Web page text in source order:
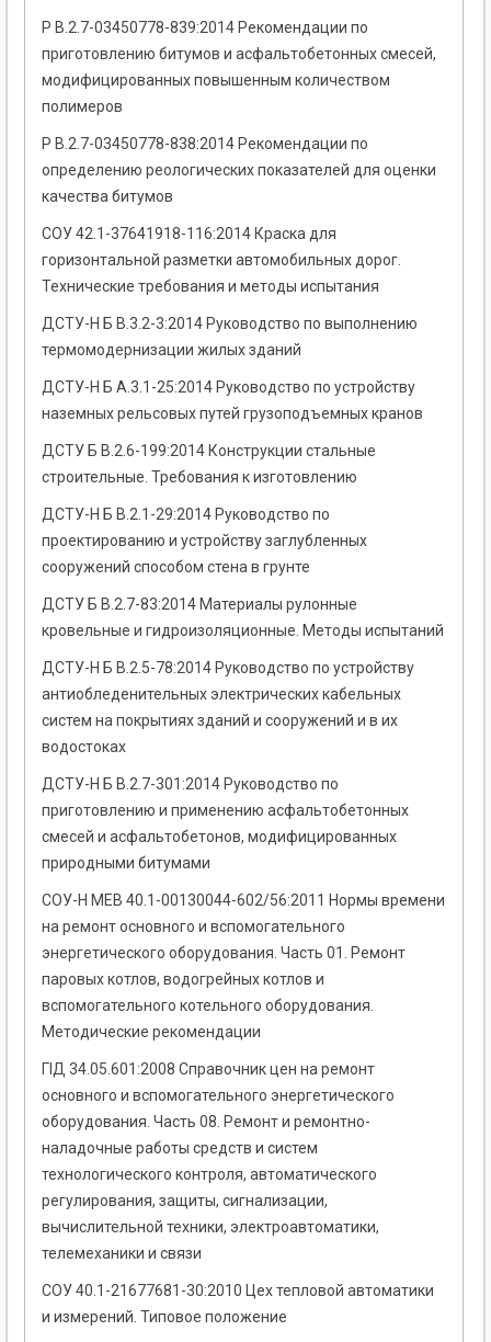
Р В.2.7-03450778-839:2014 Рекомендации по
приготовлению битумов и асфальтобетонных смесей,
модифицированных повышенным количеством
полимеров
Р В.2.7-03450778-838:2014 Рекомендации по
определению реологических показателей для оценки
качества битумов
СОУ 42.1-37641918-116:2014 Краска для
горизонтальной разметки автомобильных дорог.
Технические требования и методы испытания
ДСТУ-Н Б В.3.2-3:2014 Руководство по выполнению
термомодернизации жилых зданий
ДСТУ-Н Б А.3.1-25:2014 Руководство по устройству
наземных рельсовых путей грузоподъемных кранов
ДСТУ Б В.2.6-199:2014 Конструкции стальные
строительные. Требования к изготовлению
ДСТУ-Н Б В.2.1-29:2014 Руководство по
проектированию и устройству заглубленных
сооружений способом стена в грунте
ДСТУ Б В.2.7-83:2014 Материалы рулонные
кровельные и гидроизоляционные. Методы испытаний
ДСТУ-Н Б В.2.5-78:2014 Руководство по устройству
антиобледенительных электрических кабельных
систем на покрытиях зданий и сооружений и в их
водостоках
ДСТУ-Н Б В.2.7-301:2014 Руководство по
приготовлению и применению асфальтобетонных
смесей и асфальтобетонов, модифицированных
природными битумами
СОУ-Н МЕВ 40.1-00130044-602/56:2011 Нормы времени
на ремонт основного и вспомогательного
энергетического оборудования. Часть 01. Ремонт
паровых котлов, водогрейных котлов и
вспомогательного котельного оборудования.
Методические рекомендации
ГІД 34.05.601:2008 Справочник цен на ремонт
основного и вспомогательного энергетического
оборудования. Часть 08. Ремонт и ремонтно-
наладочные работы средств и систем
технологического контроля, автоматического
регулирования, защиты, сигнализации,
вычислительной техники, электроавтоматики,
телемеханики и связи
СОУ 40.1-21677681-30:2010 Цех тепловой автоматики
и измерений. Типовое положение